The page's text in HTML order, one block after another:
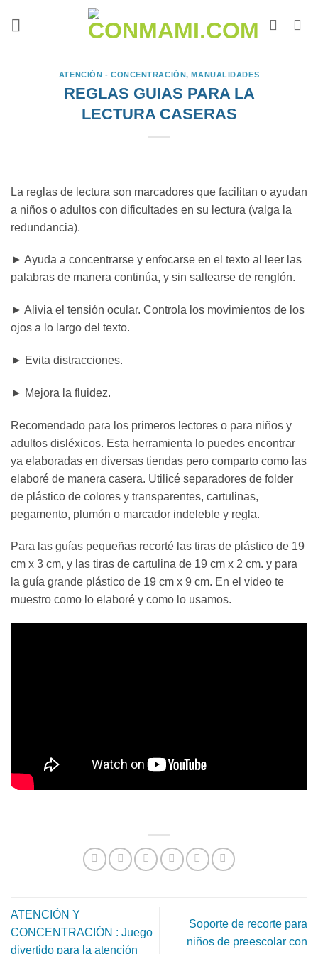
ATENCIÓN - CONCENTRACIÓN,MANUALIDADES
REGLAS GUIAS PARA LA
LECTURA CASERAS
La reglas de lectura son marcadores que facilitan o ayudan
a niños o adultos con dificultades en su lectura (valga la
redundancia).
► Ayuda a concentrarse y enfocarse en el texto al leer las
palabras de manera continúa, y sin saltearse de renglón.
► Alivia el tensión ocular. Controla los movimientos de los
ojos a lo largo del texto.
► Evita distracciones.
► Mejora la fluidez.
Recomendado para los primeros lectores o para niños y
adultos disléxicos. Esta herramienta lo puedes encontrar
ya elaboradas en diversas tiendas pero comparto como las
elaboré de manera casera. Utilicé separadores de folder
de plástico de colores y transparentes, cartulinas,
pegamento, plumón o marcador indeleble y regla.
Para las guías pequeñas recorté las tiras de plástico de 19
cm x 3 cm, y las tiras de cartulina de 19 cm x 2 cm. y para
la guía grande plástico de 19 cm x 9 cm. En el video te
muestro como lo elaboré y como lo usamos.
ATENCIÓN Y
CONCENTRACIÓN : Juego
divertido para la atención
Soporte de recorte para
niños de preescolar con